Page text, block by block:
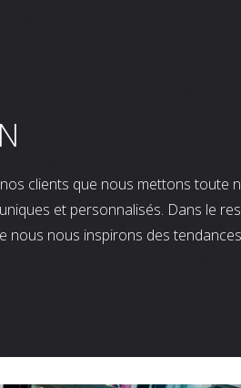
nos clients que nous mettons toute
et personnalisés. Dans le
nous nous inspirons des